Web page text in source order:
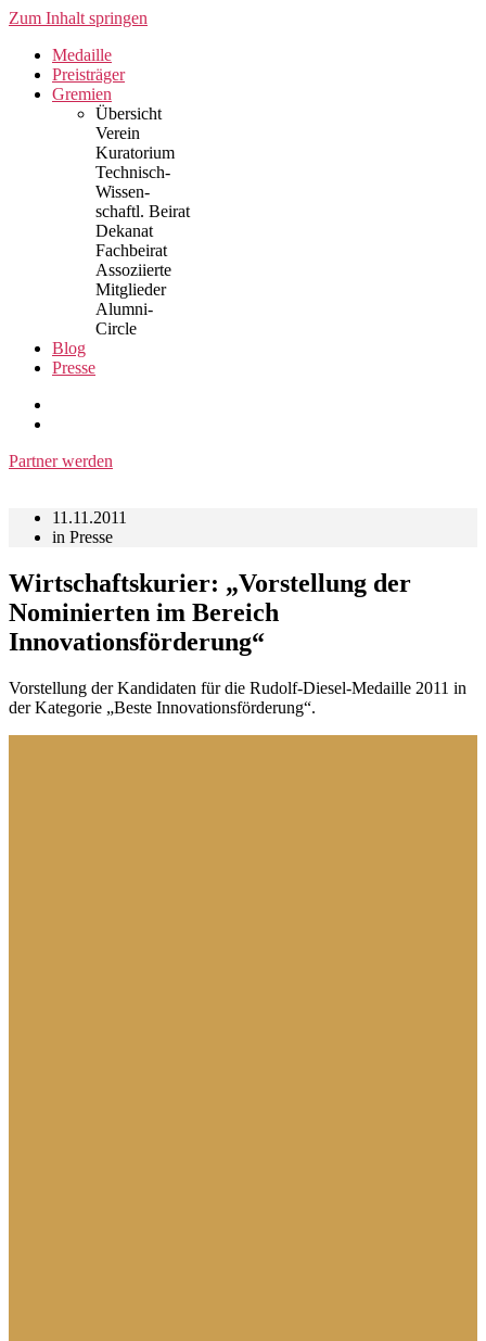
Zum Inhalt springen
Medaille
Preisträger
Gremien
Übersicht
Verein
Kuratorium
Technisch-
Wissen-
schaftl. Beirat
Dekanat
Fachbeirat
Assoziierte
Mitglieder
Alumni-
Circle
Blog
Presse
Partner werden
11.11.2011
in Presse
Wirtschaftskurier: „Vorstellung der
Nominierten im Bereich
Innovationsförderung“
Vorstellung der Kandidaten für die Rudolf-Diesel-Medaille 2011 in
der Kategorie „Beste Innovationsförderung“.